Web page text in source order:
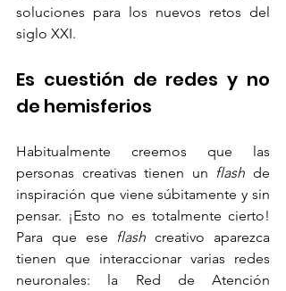
soluciones para los nuevos retos del
siglo XXI.
Es cuestión de redes y no
de hemisferios
Habitualmente creemos que las
personas creativas tienen un flash de
inspiración que viene súbitamente y sin
pensar. ¡Esto no es totalmente cierto!
Para que ese flash creativo aparezca
tienen que interaccionar varias redes
neuronales: la Red de Atención